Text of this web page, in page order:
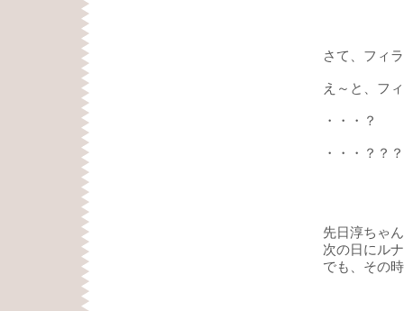
さて、フィ
え～と、フ
・・・？
・・・？？？
先日淳ちゃ
次の日にル
でも、その